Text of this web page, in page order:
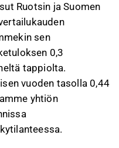
Ruotsin ja Suomen
sen
0,3
tappiolta.
vuoden tasolla 0,44
yhtiön